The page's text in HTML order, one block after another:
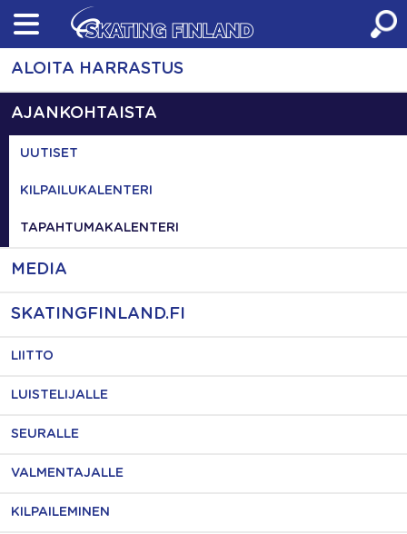
Skip
content
ALOITA HARRASTUS
AJANKOHTAISTA
UUTISET
KILPAILUKALENTERI
TAPAHTUMAKALENTERI
MEDIA
SKATINGFINLAND.FI
LIITTO
LUISTELIJALLE
SEURALLE
VALMENTAJALLE
KILPAILEMINEN